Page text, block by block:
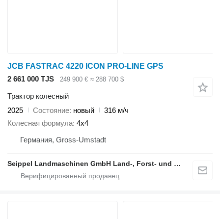
JCB FASTRAC 4220 ICON PRO-LINE GPS
2 661 000 TJS
249 900 € ≈ 288 700 $
Трактор колесный
2025
Состояние новый
316 м/ч
Колесная формула 4x4
Германия, Gross-Umstadt
Seippel Landmaschinen GmbH Land-, Forst- und Gartentechnik